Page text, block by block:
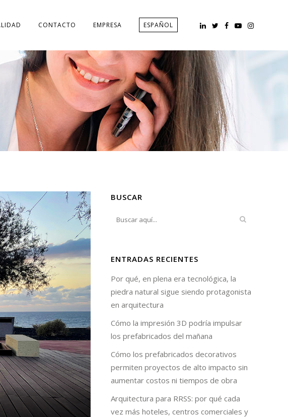
CONTACTO EMPRESA ESPAÑOL
BUSCAR
ENTRADAS RECIENTES
Por qué, en plena era tecnológica, la
piedra natural sigue siendo protagonista
en arquitectura
Cómo la impresión 3D podría impulsar
los prefabricados del mañana
Cómo los prefabricados decorativos
permiten proyectos de alto impacto sin
aumentar costos ni tiempos de obra
Arquitectura para RRSS: por qué cada
vez más hoteles, centros comerciales y